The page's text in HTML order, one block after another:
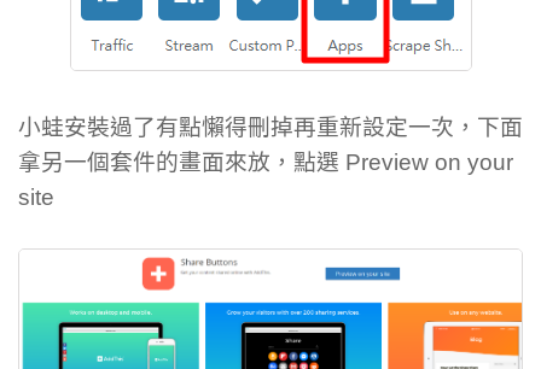
小蛙安裝過了有點懶得刪掉再重新設定一次，下面
拿另一個套件的畫面來放，點選 Preview on your
site